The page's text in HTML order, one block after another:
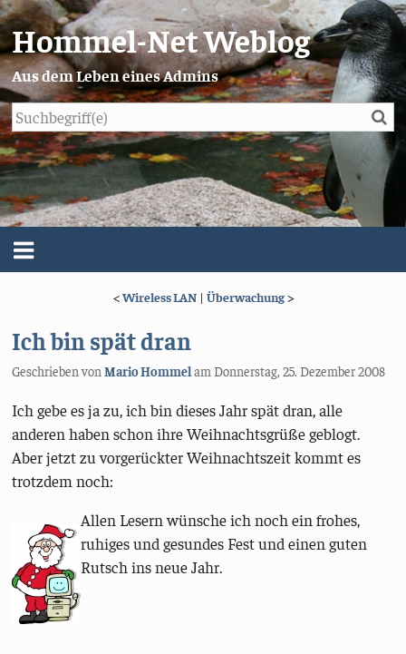
Hommel-Net Weblog
Aus dem Leben eines Admins
Impressum/Datenschutz
<Wireless LAN | Überwachung>
Ich bin spät dran
Geschrieben vonMario HommelamDonnerstag, 25. Dezember 2008
Ich gebe es ja zu, ich bin dieses Jahr spät dran, alle
anderen haben schon ihre Weihnachtsgrüße geblogt.
Aber jetzt zu vorgerückter Weihnachtszeit kommt es
trotzdem noch:
Allen Lesern wünsche ich noch ein frohes,
ruhiges und gesundes Fest und einen guten
Rutsch ins neue Jahr.